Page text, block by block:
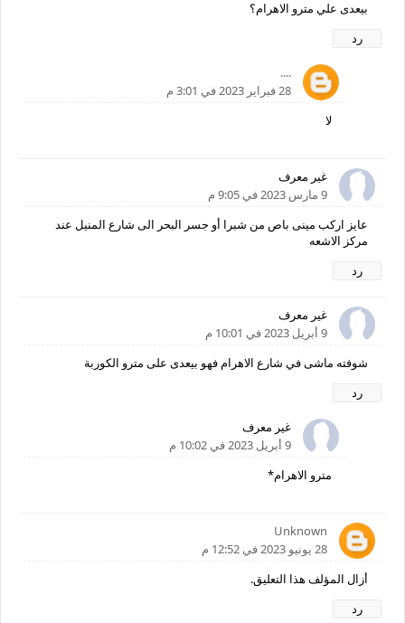
بيعدى علي مترو الاهرام؟
رد
....
28 فبراير 2023 في 3:01 م
لا
غير معرف
9 مارس 2023 في 9:05 م
عايز اركب مينى باص من شبرا أو جسر البحر الى شارع المنيل عند
مركز الاشعه
رد
غير معرف
9 أبريل 2023 في 10:01 م
شوفته ماشى في شارع الاهرام فهو بيعدى على مترو الكوربة
رد
غير معرف
9 أبريل 2023 في 10:02 م
مترو الاهرام*
Unknown
28 يونيو 2023 في 12:52 م
أزال المؤلف هذا التعليق.
رد